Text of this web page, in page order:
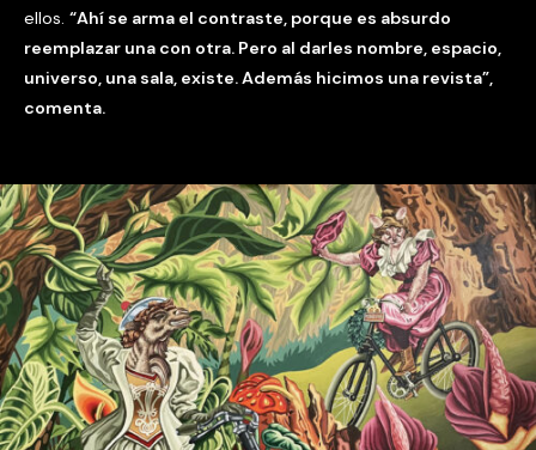
ellos. “Ahí se arma el contraste, porque es absurdo
reemplazar una con otra. Pero al darles nombre, espacio,
universo, una sala, existe. Además hicimos una revista”,
comenta.